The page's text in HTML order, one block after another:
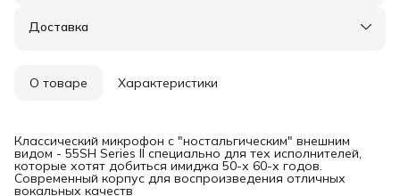
Удобный возврат
Доставка
О товаре Характеристики
Классический микрофон с "ностальгическим" внешним
видом - 55SH Series II специально для тех исполнителей,
которые хотят добиться имиджа 50-х 60-х годов.
Современный корпус для воспроизведения отличных
вокальных качеств